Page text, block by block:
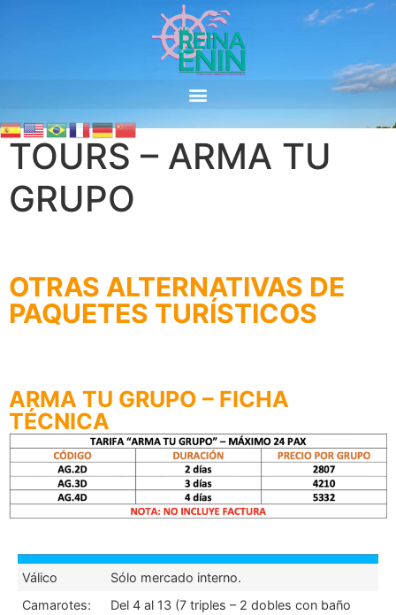
TOURS – ARMA TU
GRUPO
OTRAS ALTERNATIVAS DE
PAQUETES TURÍSTICOS
ARMA TU GRUPO – FICHA
TÉCNICA
Válico
Sólo mercado interno.
Camarotes:
Del 4 al 13 (7 triples – 2 dobles con baño